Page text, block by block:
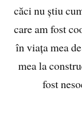
căci nu știu
care am fost
în viața mea
mea la
fost